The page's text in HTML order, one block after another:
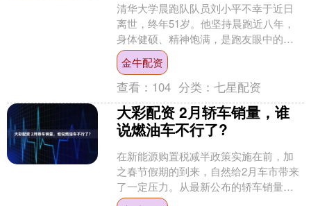
清华大学晨跑队队员刘小平不幸于近日
离世，终年51岁。他坚持晨跑近八年，
身体健硕、精神饱满，是跑友眼中的榜
样。 离世前一天，他还照常跑步，并计
划参加铁人三项比赛。....
金牛配资
查看： 104 分类：七星配资
大彩配资 2月轿车销量，谁
说燃油车不行了?
在新能源购置税减半政策实施在前，加
之春节假期的到来，自然给2月车市带来
了一定压力。从最新公布的轿车销量数
据中，我们可以明显看出车市呈现出两